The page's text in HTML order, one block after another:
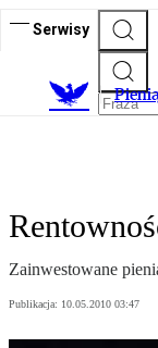
Serwisy
P
Zainwestowane
Publikacja: 10.05.2010 03:47